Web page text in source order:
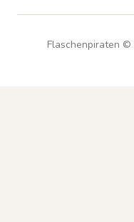
Flaschenpiraten ©